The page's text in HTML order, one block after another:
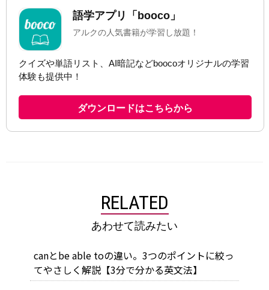
RELATED
あわせて読みたい
canとbe able toの違い。3つのポイントに絞っ
てやさしく解説【3分で分かる英文法】